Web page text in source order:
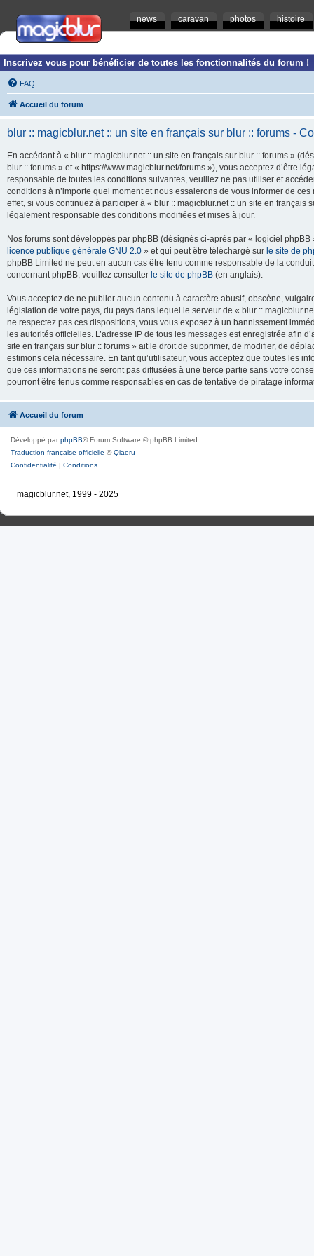
news caravan photos histoire
Inscrivez vous pour bénéficier de toutes les fonctionnalités du forum !
FAQ
Accueil du forum
blur :: magicblur.net :: un site en français sur blur :: forums -
En accédant à « blur :: magicblur.net :: un site en français sur blur :: forums »
blur :: forums » et « https://www.magicblur.net/forums »), vous acceptez d’être
responsable de toutes les conditions suivantes, veuillez ne pas utiliser et
conditions à n’importe quel moment et nous essaierons de vous informer de
effet, si vous continuez à participer à « blur :: magicblur.net :: un site en
légalement responsable des conditions modifiées et mises à jour.
Nos forums sont développés par phpBB (désignés ci-après par « logiciel
licence publique générale GNU 2.0 » et qui peut être téléchargé sur le site de
phpBB Limited ne peut en aucun cas être tenu comme responsable de la
concernant phpBB, veuillez consulter le site de phpBB (en anglais).
Vous acceptez de ne publier aucun contenu à caractère abusif, obscène,
législation de votre pays, du pays dans lequel le serveur de « blur ::
ne respectez pas ces dispositions, vous vous exposez à un bannissement
les autorités officielles. L’adresse IP de tous les messages est enregistrée afin
site en français sur blur :: forums » ait le droit de supprimer, de modifier, de
estimons cela nécessaire. En tant qu’utilisateur, vous acceptez que toutes les
que ces informations ne seront pas diffusées à une tierce partie sans votre
pourront être tenus comme responsables en cas de tentative de piratage
Accueil du forum
Développé parphpBB® Forum Software © phpBB Limited
Traduction française officielle ©Qiaeru
Confidentialité | Conditions
magicblur.net, 1999 - 2025